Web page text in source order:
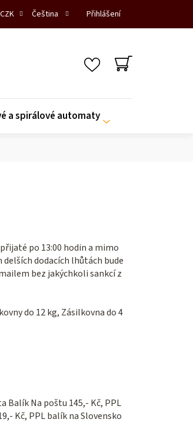
CZK Čeština Přihlášení
NÁKUPNÍ
a spirálové automaty
po 13:00 hodin a mimo
dodacích lhůtách bude
bez jakýchkoli sankcí z
do 12 kg, Zásilkovna do 4
Balík Na poštu 145,- Kč, PPL
Kč, PPL balík na Slovensko